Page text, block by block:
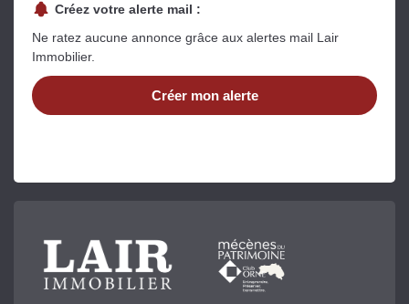
Créez votre alerte mail :
Ne ratez aucune annonce grâce aux alertes mail Lair
Immobilier.
Créer mon alerte